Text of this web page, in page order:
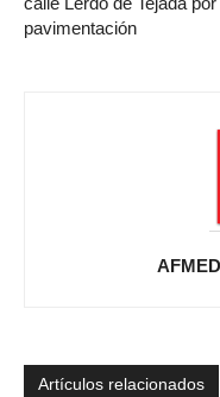
pavimentación
Artículos relacionados